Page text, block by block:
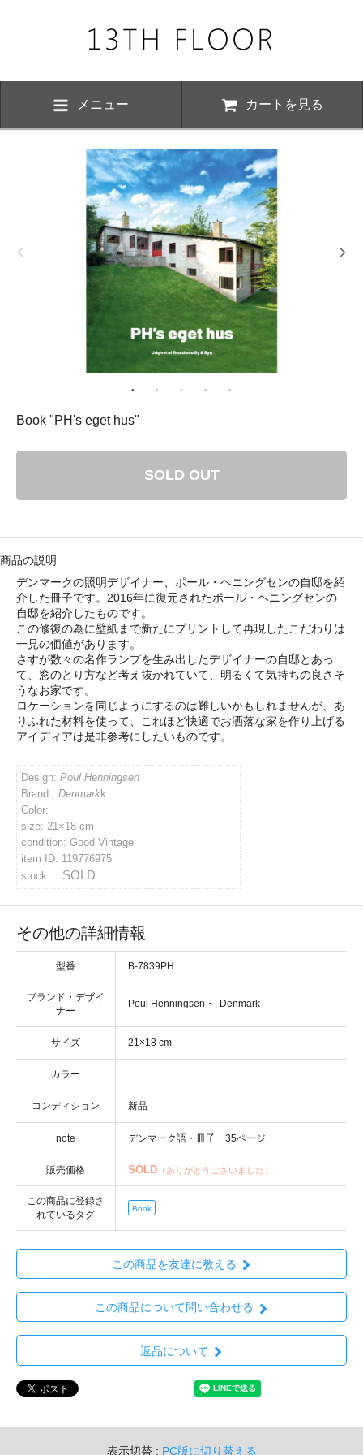
メニュー カートを見る
Book "PH's eget hus"
SOLD OUT
商品の説明
デンマークの照明デザイナー、ポール・ヘニングセンの自邸を紹
介した冊子です。2016年に復元されたポール・ヘニングセンの
自邸を紹介したものです。
この修復の為に壁紙まで新たにプリントして再現したこだわりは
一見の価値があります。
さすが数々の名作ランプを生み出したデザイナーの自邸とあっ
て、窓のとり方など考え抜かれていて、明るくて気持ちの良さそ
うなお家です。
ロケーションを同じようにするのは難しいかもしれませんが、あ
りふれた材料を使って、これほど快適でお洒落な家を作り上げる
アイディアは是非参考にしたいものです。
Design: Poul Henningsen
Brand: , Denmarkk
Color:
size: 21×18 cm
condition: Good Vintage
item ID: 119776975
stock:
SOLD
その他の詳細情報
型番 B-7839PH
ブランド・デザイ
ナー
・
サイズ
カラー
コンディション
note
販売価格 SOLD （ありがとうございました）
この商品に登録さ
れているタグ
Book
この商品を友達に教える
この商品について問い合わせる
返品について
表示切替 : PC版に切り替える
下記の期間につきまして夏季休業とさせていただきます。 期間中は
ただけますが、ご対応が8月17日以降にさせていただく場合がござい
かけ致しますが、何卒ご了承くださいますよう お願い申し上げます
平成29年8月11日（金）－ 8月16日（水）
ホーム＆インテリア
アート・カルチャー
・配送について
ガジン
カウント